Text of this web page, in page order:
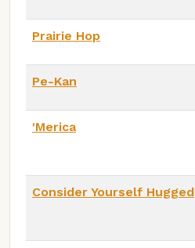
Prairie Hop
Pe-Kan
'Merica
Consider Yourself Hugged